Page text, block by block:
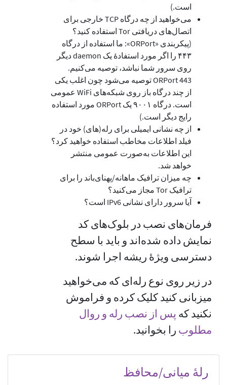
است.)
می‌خواهید از چه درگاه TCP خارجی برای
اتصال‌های دریافتی Tor استفاده کنید؟
(پیکربندی «ORPort»: ما استفاده از درگاه
۴۴۳ را اگر مورد استفادهٔ یک daemon دیگر
روی سرور شما نباشد، توصیه می‌کنیم.
ORPort 443 توصیه می‌شود چون اغلب یکی
از چند درگاه باز روی شبکه‌های WiFi عمومی
است. درگاه ۹۰۰۱ یک ORPort مورد استفاده
رایج دیگر است.)
از چه نشانی ایمیلی برای رله(های) خود در
فیلد اطلاعات مخاطب استفاده خواهید کرد؟
این اطلاعات به‌صورت عمومی منتشر
خواهد شد.
چه میزان ترافیک ماهانه/پهنای‌باند را برای
ترافیک Tor مجاز می‌کنید؟
آیا سرور دارای نشانی IPv6 است؟
فرمان‌های نصب در بلوک‌های کد
نمایش داده شده‌اند و باید با سطح
دسترسی ویژهٔ ریشه اجرا شوند.
در زیر روی نوع رله‌ای که می‌خواهید
میزبانی کنید کلیک کرده و فراموش
نکنید که پس از نصب رله و روال
مطلوب را بخوانید.
رلهٔ میانی/محافظ